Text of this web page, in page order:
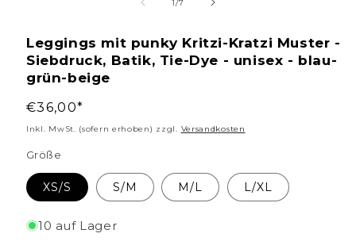
Modal
öffnen
1/7
Leggings mit punky Kritzi-Kratzi Muster -
Siebdruck, Batik, Tie-Dye - unisex - blau-
grün-beige
Normaler
Preis
€36,00*
Inkl. MwSt. (sofern erhoben) zzgl. Versandkosten
Größe
XS/S S/M M/L L/XL
10 auf Lager